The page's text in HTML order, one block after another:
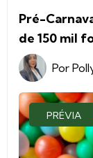
Pré-
de 150 mil
Por
PRÉVIA